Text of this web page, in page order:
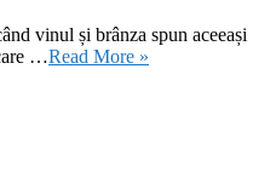
vinul și brânza spun aceeași
…Read More »